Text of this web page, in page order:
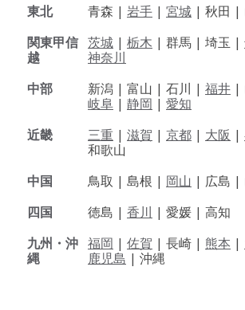
東北
青森 | 岩手 | 宮城 | 秋田 |
関東甲信
越
茨城 | 栃木 | 群馬 | 埼玉 |
神奈川
中部
新潟 | 富山 | 石川 | 福井 |
岐阜 | 静岡 | 愛知
近畿
三重 | 滋賀 | 京都 | 大阪 |
和歌山
中国
鳥取 | 島根 | 岡山 | 広島 |
四国
徳島 | 香川 | 愛媛 | 高知
九州・沖
縄
福岡 | 佐賀 | 長崎 | 熊本 |
鹿児島 | 沖縄